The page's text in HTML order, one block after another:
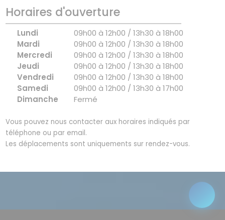
Horaires d'ouverture
Lundi
09h00 à 12h00 / 13h30 à 18h00
Mardi
09h00 à 12h00 / 13h30 à 18h00
Mercredi
09h00 à 12h00 / 13h30 à 18h00
Jeudi
09h00 à 12h00 / 13h30 à 18h00
Vendredi
09h00 à 12h00 / 13h30 à 18h00
Samedi
09h00 à 12h00 / 13h30 à 17h00
Dimanche
Fermé
Vous pouvez nous contacter aux horaires indiqués par
téléphone ou par email.
Les déplacements sont uniquements sur rendez-vous.